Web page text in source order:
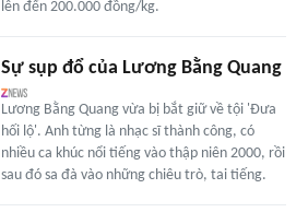
lên đến 200.000 đồng/kg.
Sự sụp đổ của Lương Bằng Quang
Lương Bằng Quang vừa bị bắt giữ về tội 'Đưa
hối lộ'. Anh từng là nhạc sĩ thành công, có
nhiều ca khúc nổi tiếng vào thập niên 2000, rồi
sau đó sa đà vào những chiêu trò, tai tiếng.